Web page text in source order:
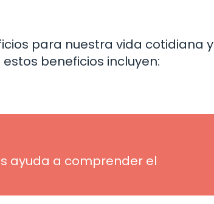
para nuestra vida cotidiana y
beneficios incluyen:
ayuda a comprender el